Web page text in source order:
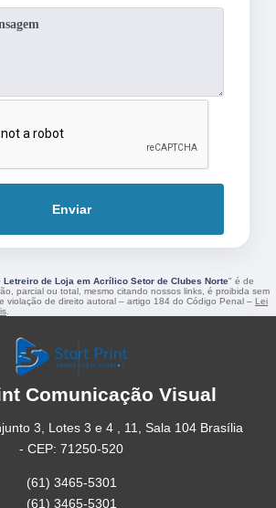
Enviar
Letreiro de Loja em Acrílico Setor de Clubes Norte" é de
parcial ou total, mesmo citando nossos links, é proibida sem
violação de direito autoral – artigo 184 do Código Penal – Lei
Comunicação Visual
3, Lotes 3 e 4 , 11, Sala 104 Brasília
- CEP: 71250-520
(61) 3465-5301
(61) 3465-5301